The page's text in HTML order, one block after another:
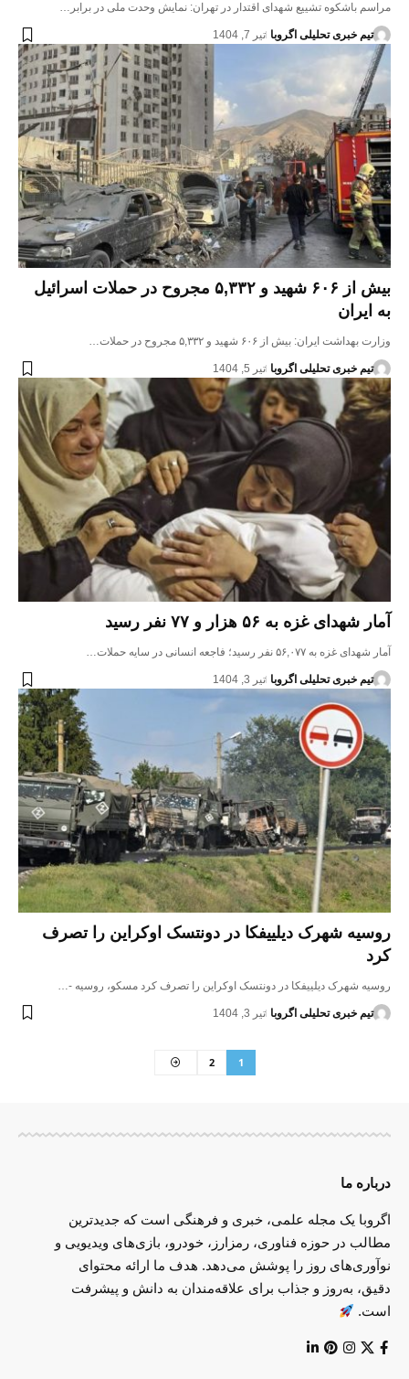
مراسم باشکوه تشییع شهدای اقتدار در تهران: نمایش وحدت ملی در برابر…
تیم خبری تحلیلی اگروبا تیر 7, 1404
بیش از ۶۰۶ شهید و ۵,۳۳۲ مجروح در حملات اسرائیل
به ایران
وزارت بهداشت ایران: بیش از ۶۰۶ شهید و ۵,۳۳۲ مجروح در حملات…
تیم خبری تحلیلی اگروبا تیر 5, 1404
آمار شهدای غزه به ۵۶ هزار و ۷۷ نفر رسید
آمار شهدای غزه به ۵۶,۰۷۷ نفر رسید؛ فاجعه انسانی در سایه حملات…
تیم خبری تحلیلی اگروبا تیر 3, 1404
روسیه شهرک دیلییفکا در دونتسک اوکراین را تصرف
کرد
روسیه شهرک دیلییفکا در دونتسک اوکراین را تصرف کرد مسکو، روسیه -…
تیم خبری تحلیلی اگروبا تیر 3, 1404
1
2
درباره ما
اگروبا یک مجله علمی، خبری و فرهنگی است که جدیدترین
مطالب در حوزه فناوری، رمزارز، خودرو، بازی‌های ویدیویی و
نوآوری‌های روز را پوشش می‌دهد. هدف ما ارائه محتوای
دقیق، به‌روز و جذاب برای علاقه‌مندان به دانش و پیشرفت
است.